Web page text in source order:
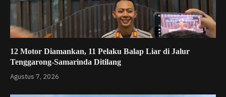
12 Motor Diamankan, 11 Pelaku Balap Liar di Jalur
Tenggarong-Samarinda Ditilang
Agustus 7, 2026